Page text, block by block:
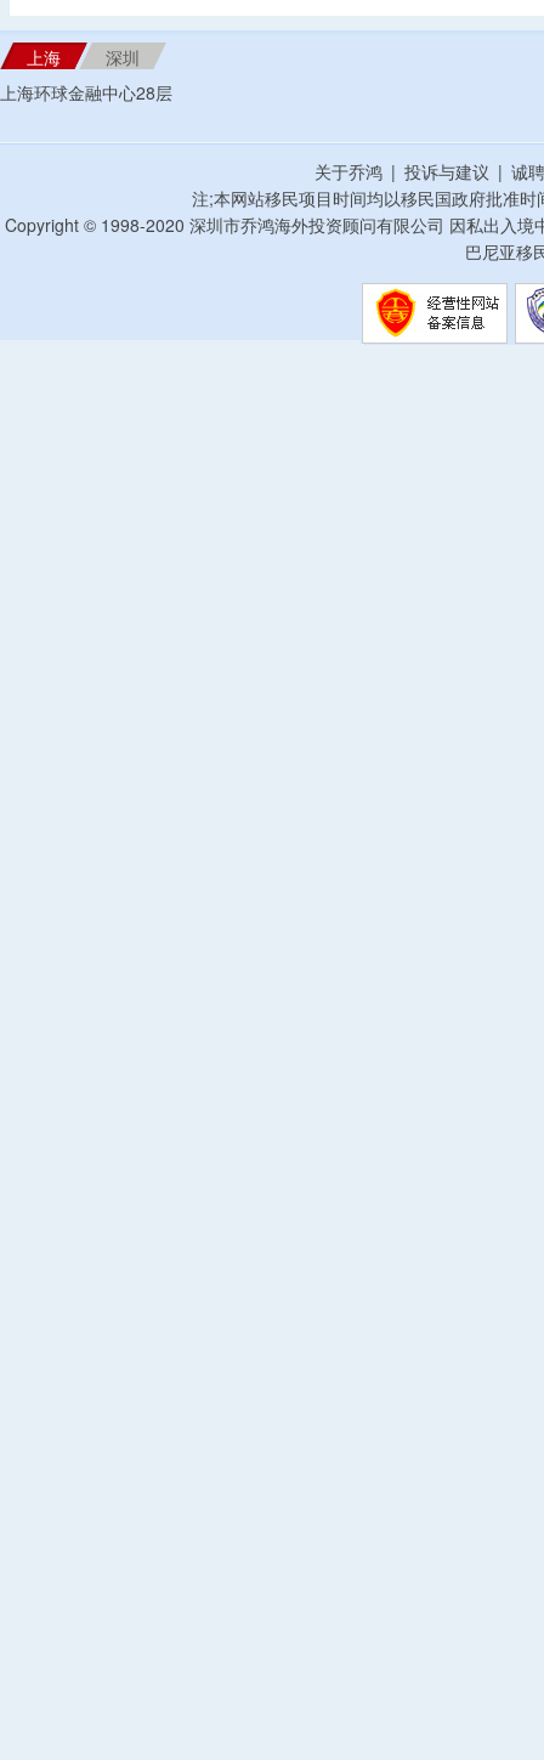
上海
深圳
上海环球金融中心28层
关于乔鸿 | 投诉与建议 | 诚
注;本网站移民项目时间均以移民国政府批准
Copyright © 1998-2020 深圳市乔鸿海外投资顾问有限公司 因私出入
巴尼亚移